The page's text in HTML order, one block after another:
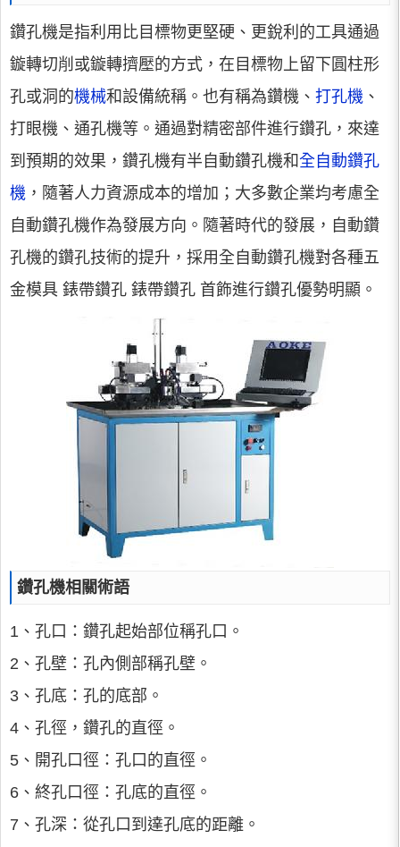
鑽孔機是指利用比目標物更堅硬、更銳利的工具通過
鏇轉切削或鏇轉擠壓的方式，在目標物上留下圓柱形
孔或洞的機械和設備統稱。也有稱為鑽機、 打孔機 、
打眼機、通孔機等。通過對精密部件進行鑽孔，來達
到預期的效果，鑽孔機有半自動鑽孔機和全自動鑽孔
機 ，隨著人力資源成本的增加；大多數企業均考慮全
自動鑽孔機作為發展方向。隨著時代的發展，自動鑽
孔機的鑽孔技術的提升，採用全自動鑽孔機對各種五
金模具 錶帶鑽孔 錶帶鑽孔 首飾進行鑽孔優勢明顯。
鑽孔機相關術語
1、孔口：鑽孔起始部位稱孔口。
2、孔壁：孔內側部稱孔壁。
3、孔底：孔的底部。
4、孔徑，鑽孔的直徑。
5、開孔口徑：孔口的直徑。
6、終孔口徑：孔底的直徑。
7、孔深：從孔口到達孔底的距離。